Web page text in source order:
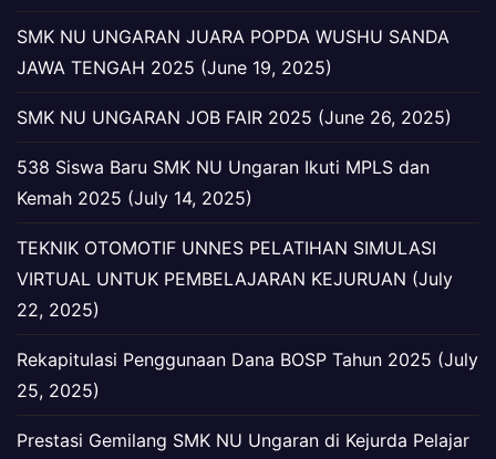
SMK NU UNGARAN JUARA POPDA WUSHU SANDA
JAWA TENGAH 2025 (June 19, 2025)
SMK NU UNGARAN JOB FAIR 2025 (June 26, 2025)
538 Siswa Baru SMK NU Ungaran Ikuti MPLS dan
Kemah 2025 (July 14, 2025)
TEKNIK OTOMOTIF UNNES PELATIHAN SIMULASI
VIRTUAL UNTUK PEMBELAJARAN KEJURUAN (July
22, 2025)
Rekapitulasi Penggunaan Dana BOSP Tahun 2025 (July
25, 2025)
Prestasi Gemilang SMK NU Ungaran di Kejurda Pelajar